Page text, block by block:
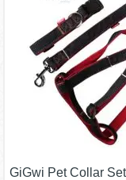
GiGwi Pet Collar